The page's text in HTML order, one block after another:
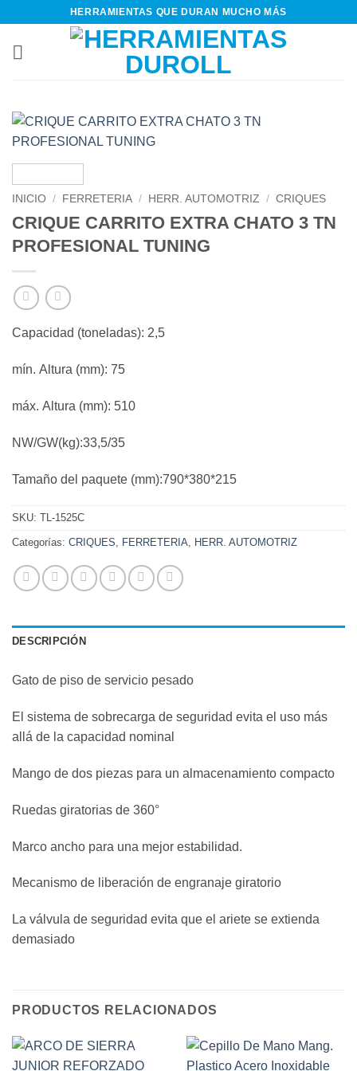
contenido
HERRAMIENTAS QUE DURAN MUCHO MÁS
INICIO / FERRETERIA / HERR. AUTOMOTRIZ / CRIQUES
CRIQUE CARRITO EXTRA CHATO 3 TN
PROFESIONAL TUNING
Capacidad (toneladas): 2,5
mín. Altura (mm): 75
máx. Altura (mm): 510
NW/GW(kg):33,5/35
Tamaño del paquete (mm):790*380*215
SKU: TL-1525C
Categorías: CRIQUES, FERRETERIA, HERR. AUTOMOTRIZ
DESCRIPCIÓN
Gato de piso de servicio pesado
El sistema de sobrecarga de seguridad evita el uso más
allá de la capacidad nominal
Mango de dos piezas para un almacenamiento compacto
Ruedas giratorias de 360°
Marco ancho para una mejor estabilidad.
Mecanismo de liberación de engranaje giratorio
La válvula de seguridad evita que el ariete se extienda
demasiado
PRODUCTOS RELACIONADOS